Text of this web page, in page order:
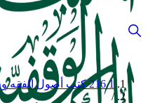
216.1 كتب أصول الفقه وقواعده
/